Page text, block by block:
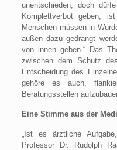
unentschieden, doch
Komplettverbot geben,
Menschen müssen in
außen dazu gedrängt
von innen geben.“ Das
zwischen dem Schutz
Entscheidung des
gehöre es auch,
Beratungsstellen
Eine Stimme aus der
„Ist es ärztliche
Professor Dr. Rudolph